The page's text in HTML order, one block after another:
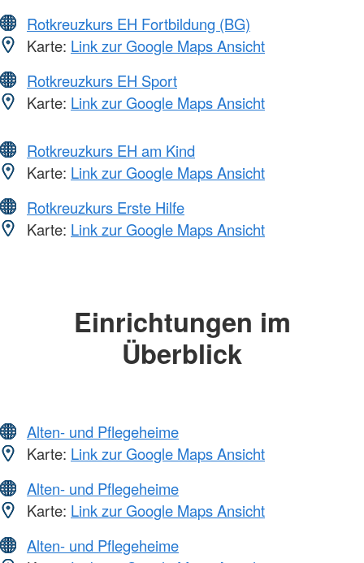
Rotkreuzkurs EH Fortbildung (BG)
Karte: Link zur Google Maps Ansicht
Rotkreuzkurs EH Sport
Karte: Link zur Google Maps Ansicht
Rotkreuzkurs EH am Kind
Karte: Link zur Google Maps Ansicht
Rotkreuzkurs Erste Hilfe
Karte: Link zur Google Maps Ansicht
Einrichtungen im
Überblick
Alten- und Pflegeheime
Karte: Link zur Google Maps Ansicht
Alten- und Pflegeheime
Karte: Link zur Google Maps Ansicht
Alten- und Pflegeheime